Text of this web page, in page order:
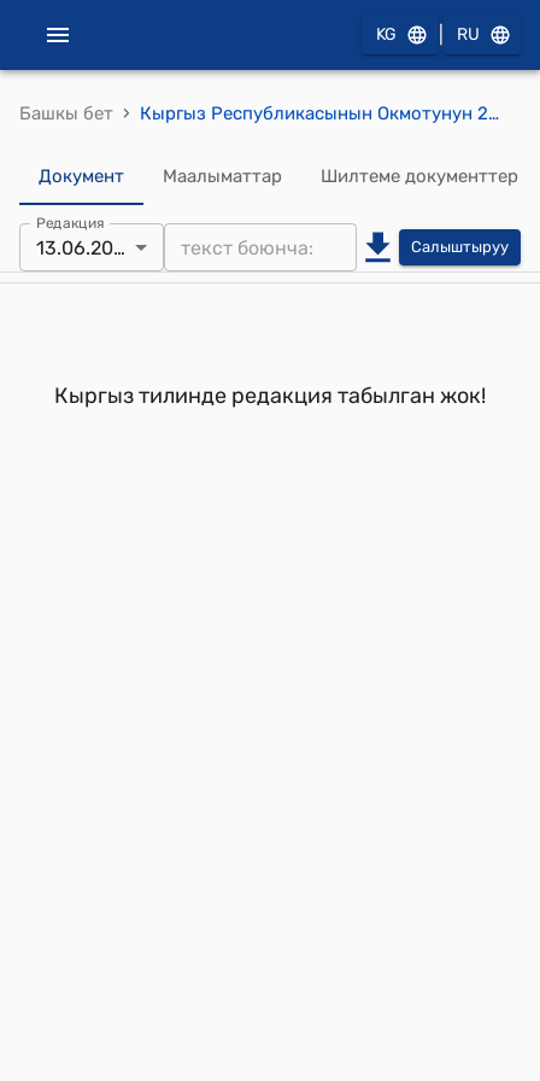
KG RU
Башкы бет › Кыргыз Республикасынын Окмотунун 2004-жылдын 11-декабрынын, №911 " «Кыргыз Республикасынын бажылык аймагына импорттоодо КНС толоодон бошотулуучу технологиялык жабдуунун жана окуу куралдарынын, илимий басылмалардын жана мектептик шаймандардын базалык тизмесин бекитуу жонундо» Кыргыз Республикасынын Окмотунун 2004-жылдын 27-майындагы № 391 токтомуна озгортуу жана толуктоо киргизуу тууралуу" токтому
Документ Маалыматтар Шилтеме документтер
Редакция
13.06.2006 Салыштыруу
Кыргыз тилинде редакция табылган жок!